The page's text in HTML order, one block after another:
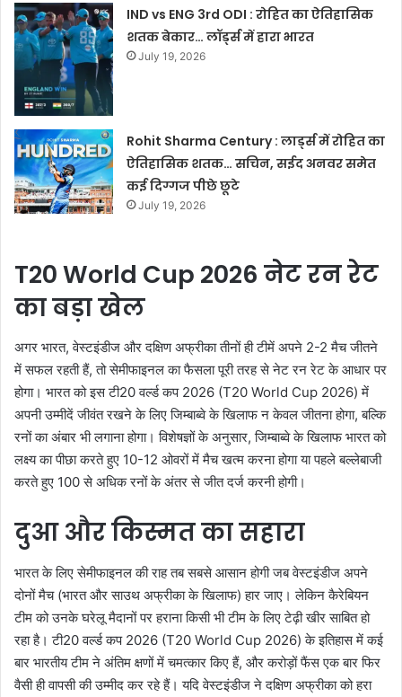
IND vs ENG 3rd ODI : रोहित का ऐतिहासिक
शतक बेकार… लॉर्ड्स में हारा भारत
July 19, 2026
Rohit Sharma Century : लार्ड्स में रोहित का
ऐतिहासिक शतक… सचिन, सईद अनवर समेत
कई दिग्गज पीछे छूटे
July 19, 2026
T20 World Cup 2026 नेट रन रेट
का बड़ा खेल
अगर भारत, वेस्टइंडीज और दक्षिण अफ्रीका तीनों ही टीमें अपने 2-2 मैच जीतने
में सफल रहती हैं, तो सेमीफाइनल का फैसला पूरी तरह से नेट रन रेट के आधार पर
होगा। भारत को इस टी20 वर्ल्ड कप 2026 (T20 World Cup 2026) में
अपनी उम्मीदें जीवंत रखने के लिए जिम्बाब्वे के खिलाफ न केवल जीतना होगा, बल्कि
रनों का अंबार भी लगाना होगा। विशेषज्ञों के अनुसार, जिम्बाब्वे के खिलाफ भारत को
लक्ष्य का पीछा करते हुए 10-12 ओवरों में मैच खत्म करना होगा या पहले बल्लेबाजी
करते हुए 100 से अधिक रनों के अंतर से जीत दर्ज करनी होगी।
दुआ और किस्मत का सहारा
भारत के लिए सेमीफाइनल की राह तब सबसे आसान होगी जब वेस्टइंडीज अपने
दोनों मैच (भारत और साउथ अफ्रीका के खिलाफ) हार जाए। लेकिन कैरेबियन
टीम को उनके घरेलू मैदानों पर हराना किसी भी टीम के लिए टेढ़ी खीर साबित हो
रहा है। टी20 वर्ल्ड कप 2026 (T20 World Cup 2026) के इतिहास में कई
बार भारतीय टीम ने अंतिम क्षणों में चमत्कार किए हैं, और करोड़ों फैंस एक बार फिर
वैसी ही वापसी की उम्मीद कर रहे हैं। यदि वेस्टइंडीज ने दक्षिण अफ्रीका को हरा